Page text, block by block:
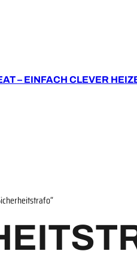
– EINFACH CLEVER